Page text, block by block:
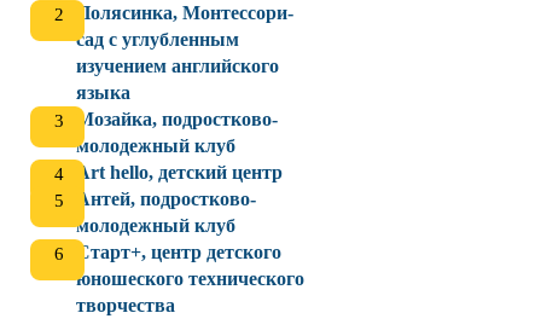
Полясинка, Монтессори-
сад с углубленным
изучением английского
языка
Мозайка, подростково-
молодежный клуб
Art hello, детский центр
Антей, подростково-
молодежный клуб
Старт+, центр детского
юношеского технического
творчества